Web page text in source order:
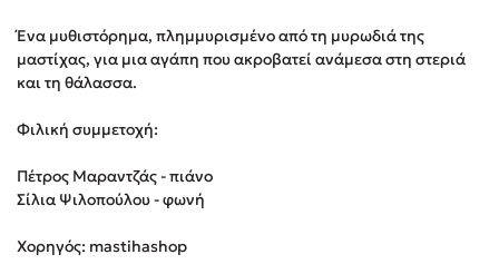
Ιωάννης Γλωσσόπουλος
Ένας γίγαντας στο σχολείο
Ένα μυθιστόρημα, πλημμυρισμένο από τη μυρωδιά της
μαστίχας, για μια αγάπη που ακροβατεί ανάμεσα στη στεριά
και τη θάλασσα.
Φιλική συμμετοχή:
Πέτρος Μαραντζάς - πιάνο
Σίλια Ψιλοπούλου - φωνή
Χορηγός: mastihashop